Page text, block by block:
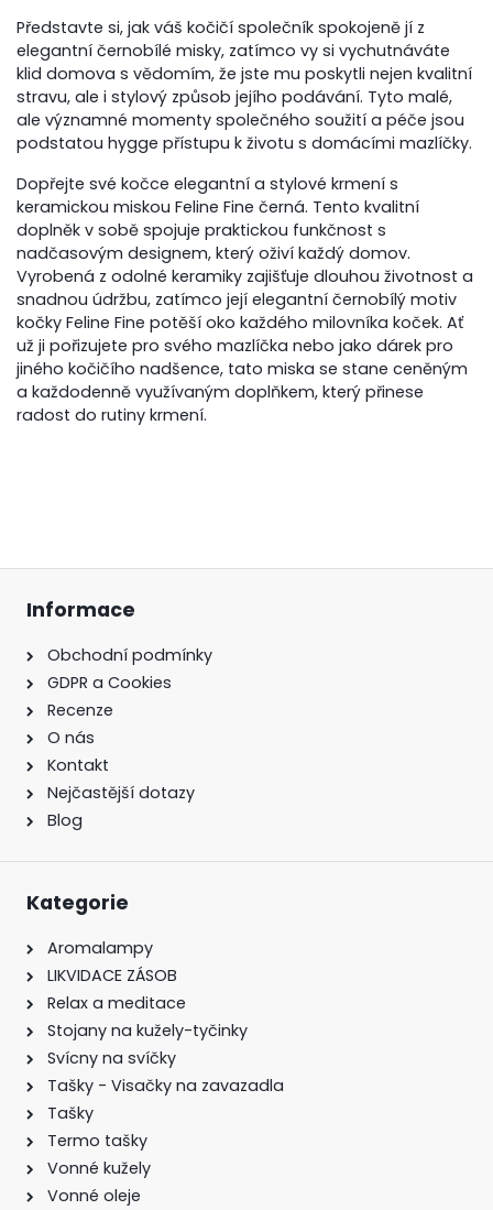
Představte si, jak váš kočičí společník spokojeně jí z
elegantní černobílé misky, zatímco vy si vychutnáváte
klid domova s vědomím, že jste mu poskytli nejen kvalitní
stravu, ale i stylový způsob jejího podávání. Tyto malé,
ale významné momenty společného soužití a péče jsou
podstatou hygge přístupu k životu s domácími mazlíčky.
Dopřejte své kočce elegantní a stylové krmení s
keramickou miskou Feline Fine černá. Tento kvalitní
doplněk v sobě spojuje praktickou funkčnost s
nadčasovým designem, který oživí každý domov.
Vyrobená z odolné keramiky zajišťuje dlouhou životnost a
snadnou údržbu, zatímco její elegantní černobílý motiv
kočky Feline Fine potěší oko každého milovníka koček. Ať
už ji pořizujete pro svého mazlíčka nebo jako dárek pro
jiného kočičího nadšence, tato miska se stane ceněným
a každodenně využívaným doplňkem, který přinese
radost do rutiny krmení.
Informace
Obchodní podmínky
GDPR a Cookies
Recenze
O nás
Kontakt
Nejčastější dotazy
Blog
Kategorie
Aromalampy
LIKVIDACE ZÁSOB
Relax a meditace
Stojany na kužely-tyčinky
Svícny na svíčky
Tašky - Visačky na zavazadla
Tašky
Termo tašky
Vonné kužely
Vonné oleje